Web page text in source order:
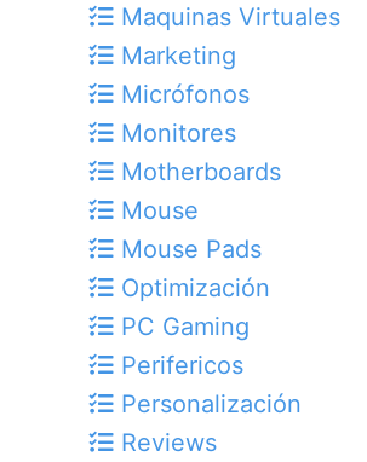
Maquinas Virtuales
Marketing
Micrófonos
Monitores
Motherboards
Mouse
Mouse Pads
Optimización
PC Gaming
Perifericos
Personalización
Reviews